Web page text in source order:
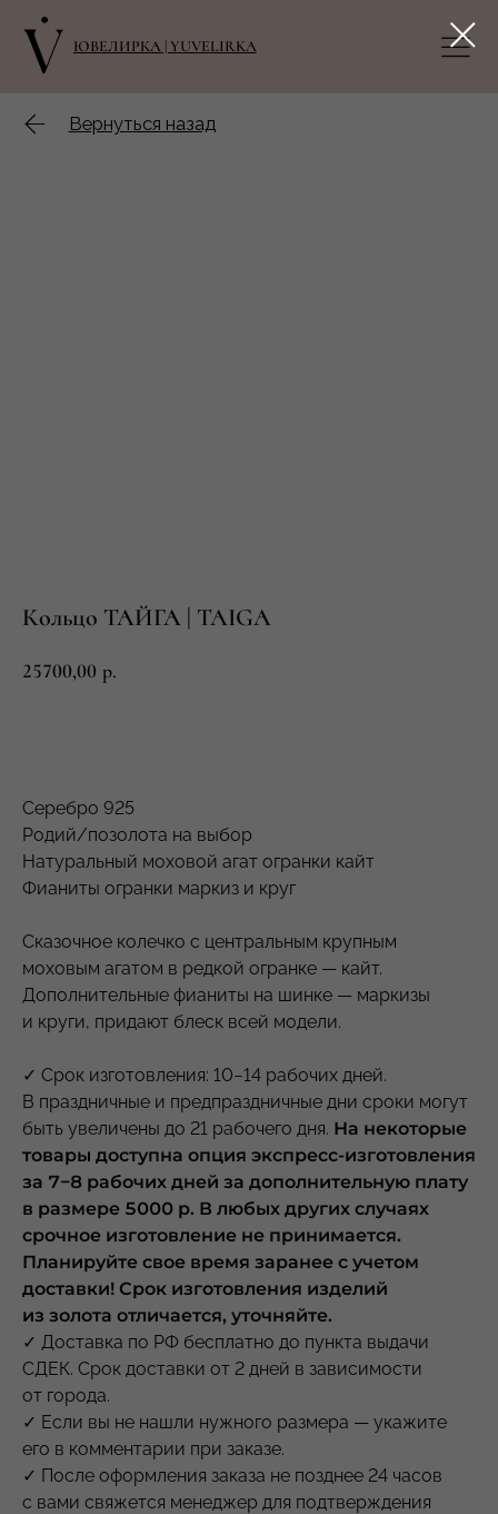
ЮВЕЛИРКА | YUVELIRKA
Кольцо ТАЙГА | TAIGA
25700,00 р.
Серебро 925
Родий/позолота на выбор
Натуральный моховой агат огранки кайт
Фианиты огранки маркиз и круг
Сказочное колечко с центральным крупным
моховым агатом в редкой огранке — кайт.
Дополнительные фианиты на шинке — маркизы
и круги, придают блеск всей модели.
✓ Срок изготовления: 10−14 рабочих дней.
В праздничные и предпраздничные дни сроки могут
быть увеличены до 21 рабочего дня. На некоторые
товары доступна опция экспресс-изготовления
за 7−8 рабочих дней за дополнительную плату
в размере 5000 р. В любых других случаях
срочное изготовление не принимается.
Планируйте свое время заранее с учетом
доставки! Срок изготовления изделий
из золота отличается, уточняйте.
✓ Доставка по РФ бесплатно до пункта выдачи
СДЕК. Срок доставки от 2 дней в зависимости
от города.
✓ Если вы не нашли нужного размера — укажите
его в комментарии при заказе.
✓ После оформления заказа не позднее 24 часов
с вами свяжется менеджер для подтверждения